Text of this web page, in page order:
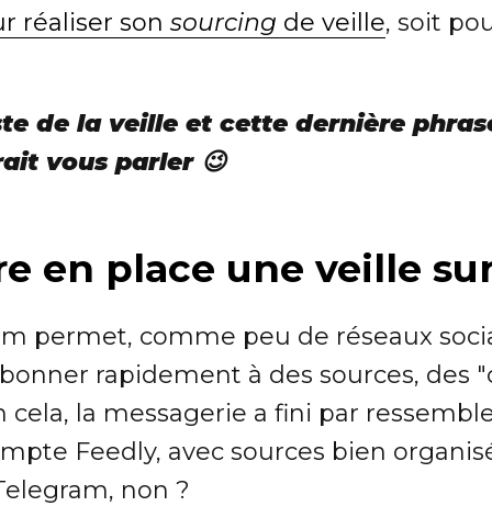
réaliser son sourcing de veille, soit
de la veille et cette dernière
vous parler 😉
en place une veille
permet, comme peu de réseaux
rapidement à des sources, des
la messagerie a fini par
Feedly, avec sources bien
non ?